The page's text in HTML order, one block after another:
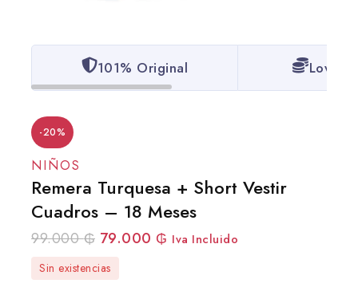
101% Original Lowest
-20%
NIÑOS
Remera Turquesa + Short Vestir
Cuadros – 18 Meses
99.000₲ 79.000 ₲ Iva Incluido
Sin existencias